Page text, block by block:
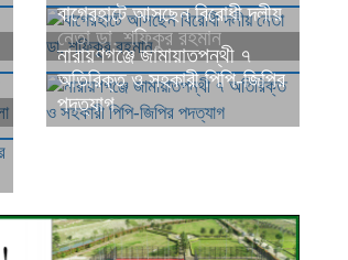
বাগেরহাটে আসছেন বিরোধী দলীয়
নেতা ডা. শফিকুর রহমান
নারায়ণগঞ্জে জামায়াতপন্থী ৭
অতিরিক্ত ও সহকারী পিপি-জিপির
পদত্যাগ